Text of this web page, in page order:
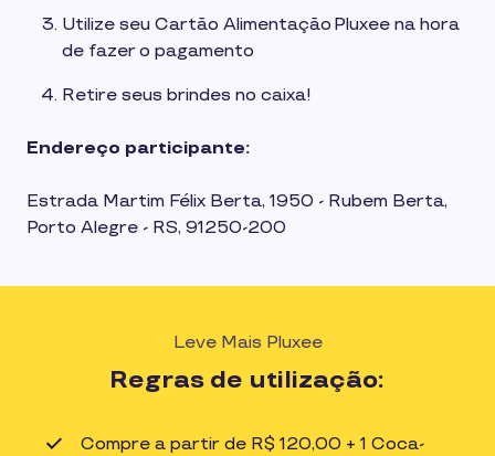
Utilize seu Cartão Alimentação Pluxee na hora
de fazer o pagamento
Retire seus brindes no caixa!
Endereço participante:
Estrada Martim Félix Berta, 1950 - Rubem Berta,
Porto Alegre - RS, 91250-200
Leve Mais Pluxee
Regras de utilização:
Compre a partir de R$ 120,00 + 1 Coca-